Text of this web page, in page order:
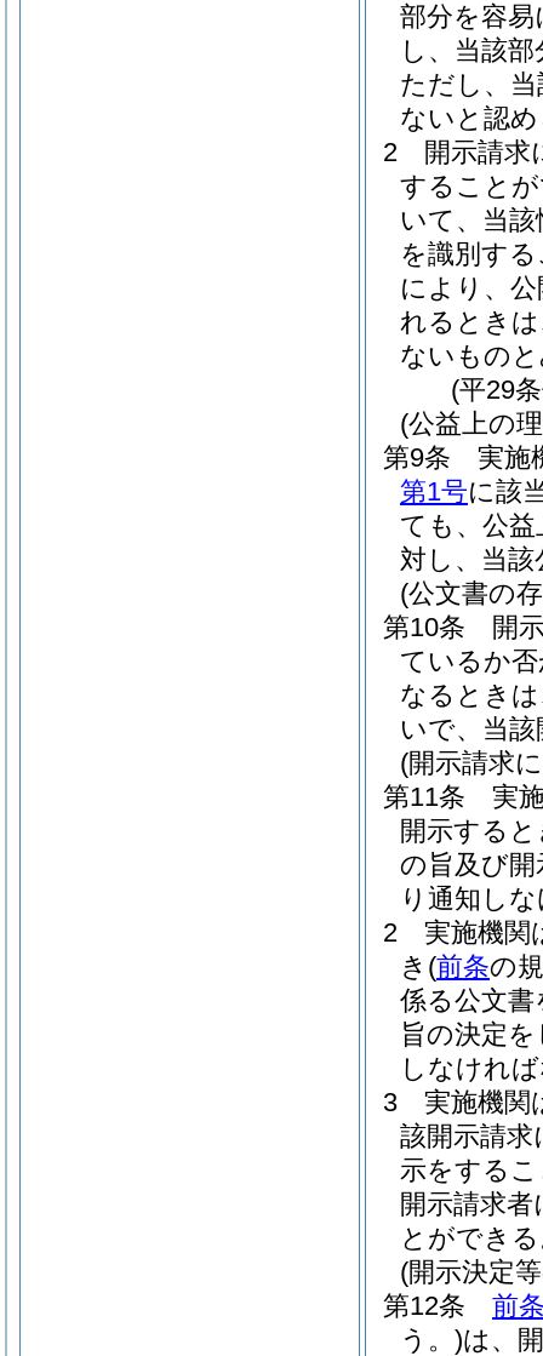
部分を容
し、当該
ただし、
ないと認
2
開示請求
すること
いて、当
を識別す
により、
れるとき
ないもの
(平29
(公益上の
第9条
実施
第1号に該
ても、公
対し、当
(公文書の
第10条
開
ているか
なるとき
いで、当
(開示請求
第11条
実
開示する
の旨及び
り通知し
2
実施機関
き (前条の
係る公文
旨の決定
しなけれ
3
実施機関
該開示請
示をする
開示請求
とができ
(開示決定
第12条
前
う。)は、